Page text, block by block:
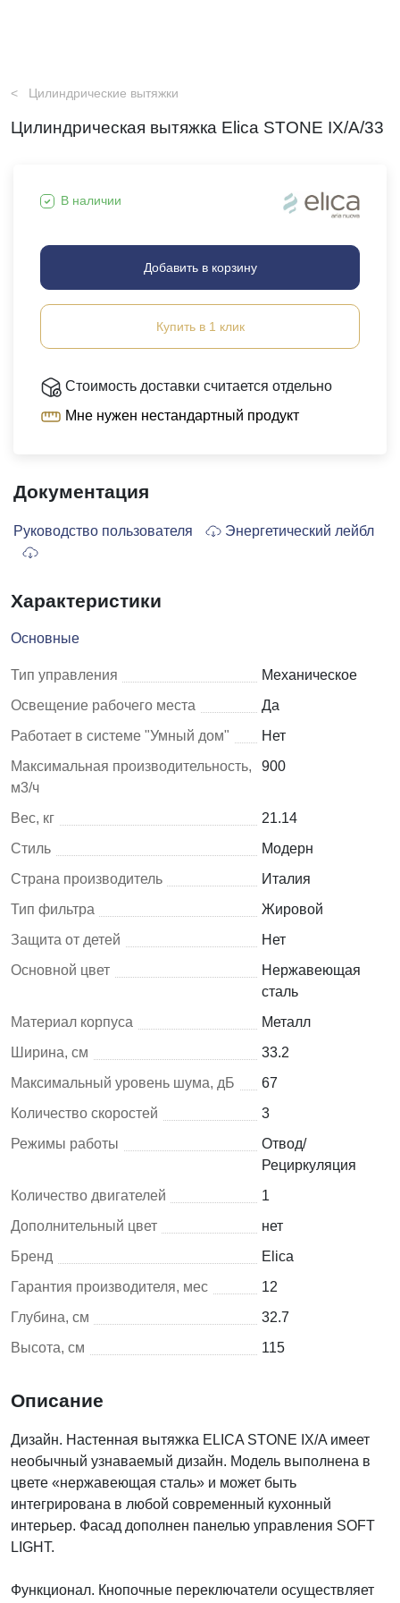
Цилиндрические вытяжки
Цилиндрическая вытяжка Elica STONE IX/A/33
Документация
Руководство пользователя Энергетический лейбл
В наличии
Добавить в корзину
Купить в 1 клик
Стоимость доставки считается отдельно
Мне нужен нестандартный продукт
Характеристики
Основные
Тип управления
Механическое
Освещение рабочего места
Да
Работает в системе "Умный дом"
Нет
Максимальная производительность,
м3/ч
900
Вес, кг
21.14
Стиль
Модерн
Страна производитель
Италия
Тип фильтра
Жировой
Защита от детей
Нет
Основной цвет
Нержавеющая
сталь
Материал корпуса
Металл
Ширина, см
33.2
Максимальный уровень шума, дБ
67
Количество скоростей
3
Режимы работы
Отвод/
Рециркуляция
Количество двигателей
1
Дополнительный цвет
нет
Бренд
Elica
Гарантия производителя, мес
12
Глубина, см
32.7
Высота, см
115
Описание
Дизайн. Настенная вытяжка ELICA STONE IX/A имеет
необычный узнаваемый дизайн. Модель выполнена в
цвете «нержавеющая сталь» и может быть
интегрирована в любой современный кухонный
интерьер. Фасад дополнен панелью управления SOFT
LIGHT.
Функционал. Кнопочные переключатели осуществляет